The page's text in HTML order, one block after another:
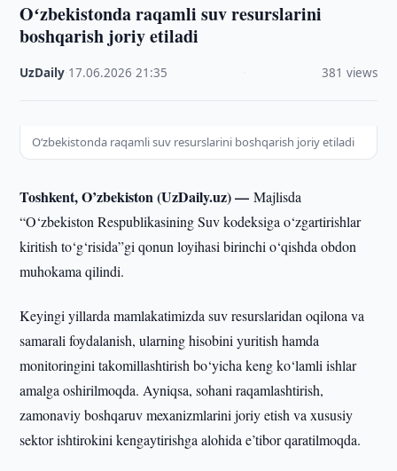
Oʻzbekistonda raqamli suv resurslarini
boshqarish joriy etiladi
UzDaily 17.06.2026 ·21:35 381 views
Oʻzbekistonda raqamli suv resurslarini boshqarish joriy etiladi
Toshkent, O’zbekiston (UzDaily.uz) —Majlisda
“O‘zbekiston Respublikasining Suv kodeksiga o‘zgartirishlar
kiritish to‘g‘risida”gi qonun loyihasi birinchi o‘qishda obdon
muhokama qilindi.
Keyingi yillarda mamlakatimizda suv resurslaridan oqilona va
samarali foydalanish, ularning hisobini yuritish hamda
monitoringini takomillashtirish bo‘yicha keng ko‘lamli ishlar
amalga oshirilmoqda. Ayniqsa, sohani raqamlashtirish,
zamonaviy boshqaruv mexanizmlarini joriy etish va xususiy
sektor ishtirokini kengaytirishga alohida e’tibor qaratilmoqda.